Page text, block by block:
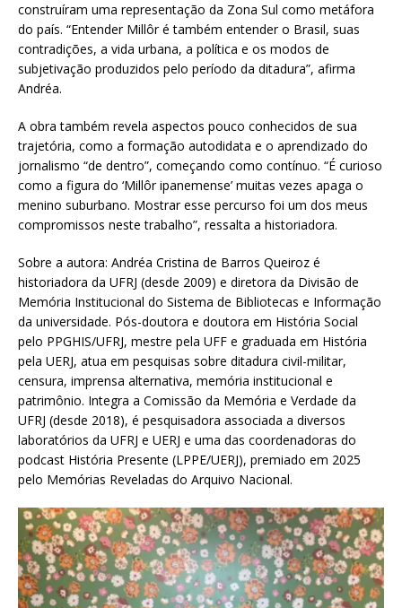
construíram uma representação da Zona Sul como metáfora
do país. “Entender Millôr é também entender o Brasil, suas
contradições, a vida urbana, a política e os modos de
subjetivação produzidos pelo período da ditadura”, afirma
Andréa.
A obra também revela aspectos pouco conhecidos de sua
trajetória, como a formação autodidata e o aprendizado do
jornalismo “de dentro”, começando como contínuo. “É curioso
como a figura do ‘Millôr ipanemense’ muitas vezes apaga o
menino suburbano. Mostrar esse percurso foi um dos meus
compromissos neste trabalho”, ressalta a historiadora.
Sobre a autora: Andréa Cristina de Barros Queiroz é
historiadora da UFRJ (desde 2009) e diretora da Divisão de
Memória Institucional do Sistema de Bibliotecas e Informação
da universidade. Pós-doutora e doutora em História Social
pelo PPGHIS/UFRJ, mestre pela UFF e graduada em História
pela UERJ, atua em pesquisas sobre ditadura civil-militar,
censura, imprensa alternativa, memória institucional e
patrimônio. Integra a Comissão da Memória e Verdade da
UFRJ (desde 2018), é pesquisadora associada a diversos
laboratórios da UFRJ e UERJ e uma das coordenadoras do
podcast História Presente (LPPE/UERJ), premiado em 2025
pelo Memórias Reveladas do Arquivo Nacional.